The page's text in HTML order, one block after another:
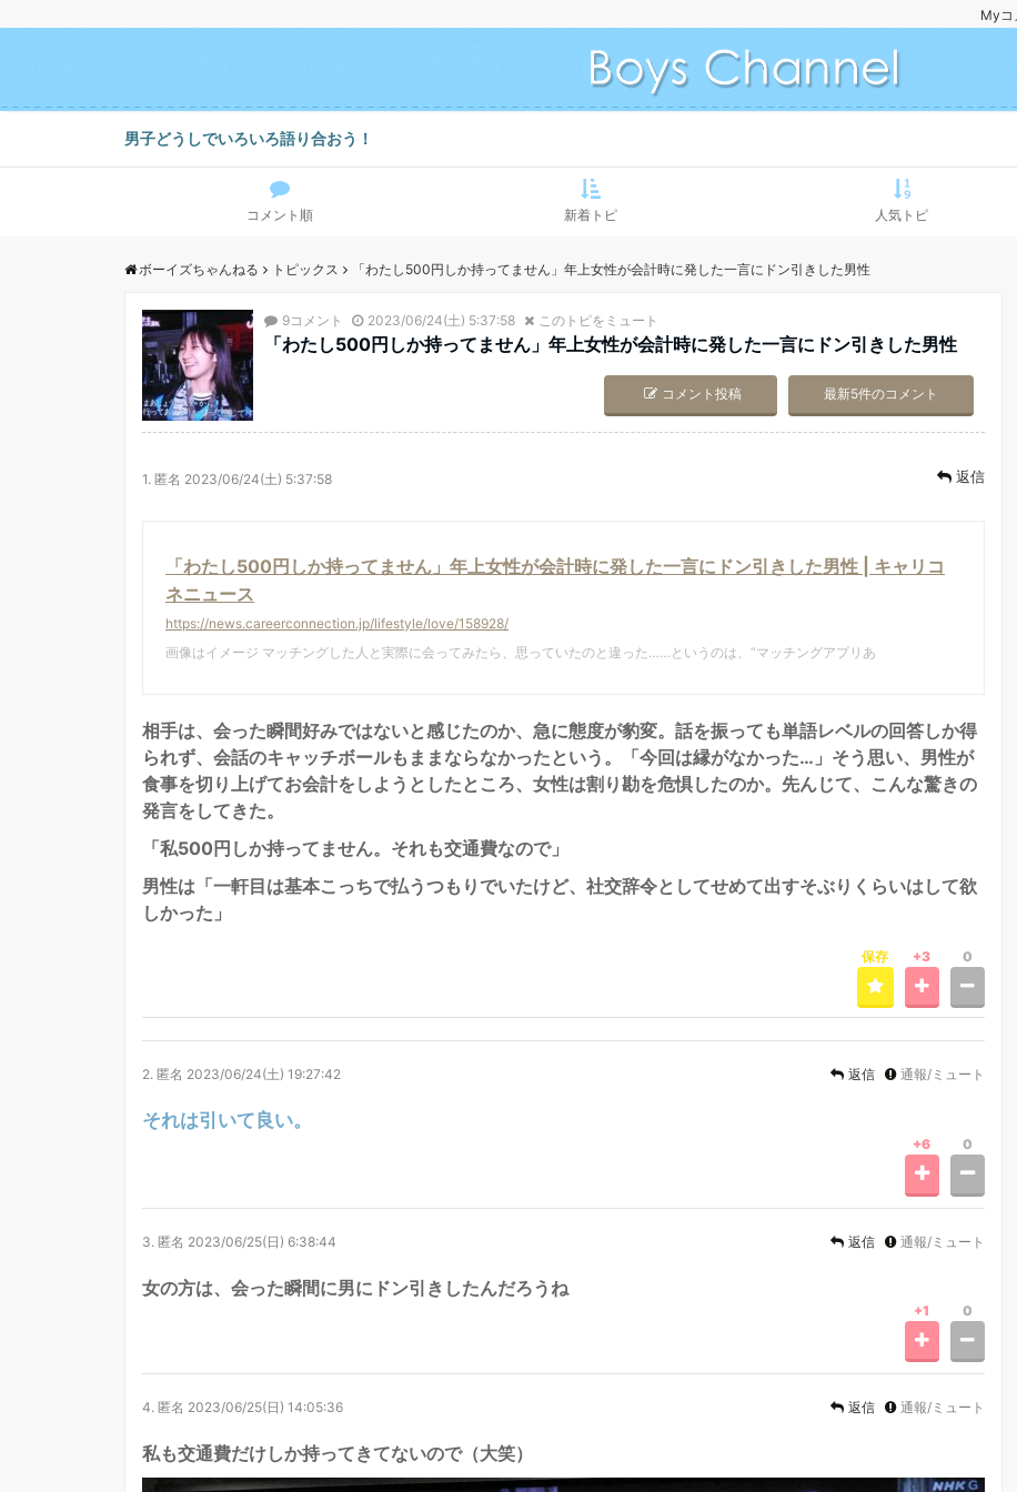
Myコ
男子どうしでいろいろ語り合おう！
コメント順 新着トピ 人気トピ
ボーイズちゃんねる トピックス 「わたし500円しか持ってません」年上女性が会計時に発した一言にドン引きした男性
9コメント 2023/06/24(土) 5:37:58 このトピをミュート
「わたし500円しか持ってません」年上女性が会計時に発した一言にドン引きした男性
コメント投稿 最新5件のコメント
1. 匿名 2023/06/24(土) 5:37:58 返信
「わたし500円しか持ってません」年上女性が会計時に発した一言にドン引きした男性 | キャリコ
ネニュース
https://news.careerconnection.jp/lifestyle/love/158928/
画像はイメージ マッチングした人と実際に会ってみたら、思っていたのと違った……というのは、“マッチングアプリあ
相手は、会った瞬間好みではないと感じたのか、急に態度が豹変。話を振っても単語レベルの回答しか得
られず、会話のキャッチボールもままならなかったという。「今回は縁がなかった…」そう思い、男性が
食事を切り上げてお会計をしようとしたところ、女性は割り勘を危惧したのか。先んじて、こんな驚きの
発言をしてきた。
「私500円しか持ってません。それも交通費なので」
男性は「一軒目は基本こっちで払うつもりでいたけど、社交辞令としてせめて出すそぶりくらいはして欲
しかった」
保存 +3 0
2. 匿名 2023/06/24(土) 19:27:42 返信 通報/ミュート
それは引いて良い。
+6 0
3. 匿名 2023/06/25(日) 6:38:44 返信 通報/ミュート
女の方は、会った瞬間に男にドン引きしたんだろうね
+1 0
4. 匿名 2023/06/25(日) 14:05:36 返信 通報/ミュート
私も交通費だけしか持ってきてないので（大笑）